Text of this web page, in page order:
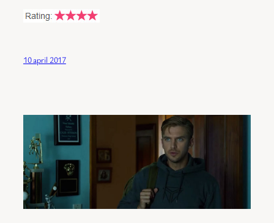
10 april 2017